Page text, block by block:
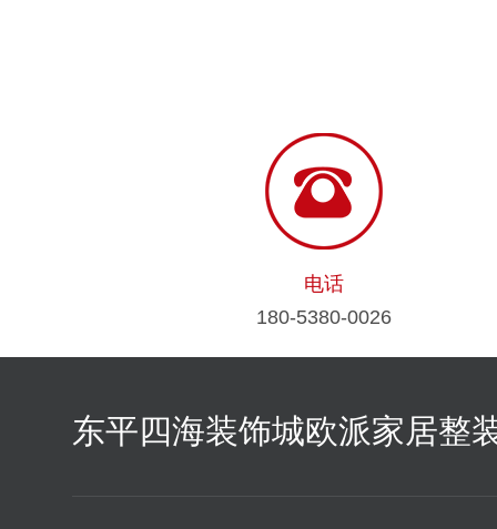
电话
180-5380-0026
东平四海装饰城欧派家居整